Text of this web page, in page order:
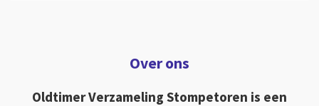
Over ons
Oldtimer Verzameling Stompetoren is een